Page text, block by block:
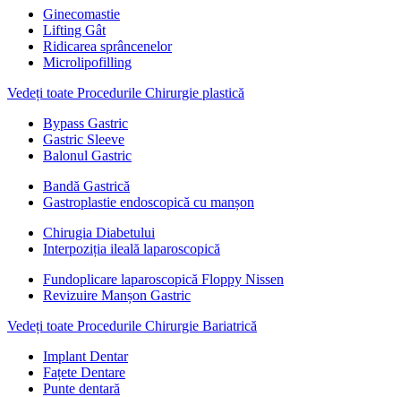
Ginecomastie
Lifting Gât
Ridicarea sprâncenelor
Microlipofilling
Vedeți toate Procedurile Chirurgie plastică
Bypass Gastric
Gastric Sleeve
Balonul Gastric
Bandă Gastrică
Gastroplastie endoscopică cu manșon
Chirugia Diabetului
Interpoziția ileală laparoscopică
Fundoplicare laparoscopică Floppy Nissen
Revizuire Manșon Gastric
Vedeți toate Procedurile Chirurgie Bariatrică
Implant Dentar
Fațete Dentare
Punte dentară